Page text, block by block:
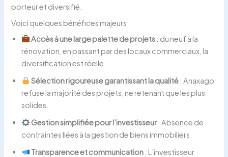
porteur et diversifié.
Voici quelques bénéfices majeurs :
Accès à une large palette de projets : du neuf à la
rénovation, en passant par des locaux commerciaux, la
diversification est réelle.
Sélection rigoureuse garantissant la qualité : Anaxago
refuse la majorité des projets, ne retenant que les plus
solides.
Gestion simplifiée pour l’investisseur : Absence de
contraintes liées à la gestion de biens immobiliers.
Transparence et communication : L’investisseur